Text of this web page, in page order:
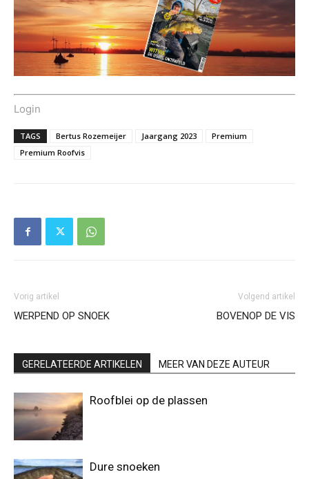
Login
TAGS Bertus Rozemeijer Jaargang 2023
Premium
Premium Roofvis
Vorig artikel
WERPEND OP SNOEK
Volgend artikel
BOVENOP DE VIS
GERELATEERDE ARTIKELEN MEER VAN DEZE AUTEUR
Roofblei op de plassen
Dure snoeken